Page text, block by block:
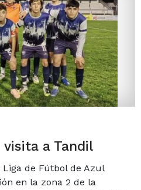
a Tandil
de Fútbol de Azul
en la zona 2 de la